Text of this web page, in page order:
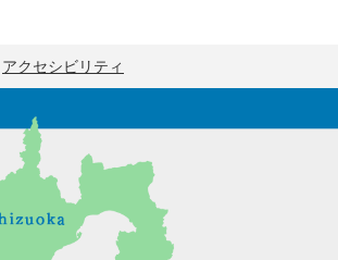
アクセシビリティ